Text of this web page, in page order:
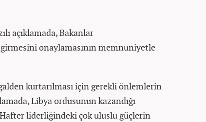
açıklamada, Bakanlar
onaylamasının memnuniyetle
kurtarılması için gerekli önlemlerin
Libya ordusunun kazandığı
liderliğindeki çok uluslu güçlerin